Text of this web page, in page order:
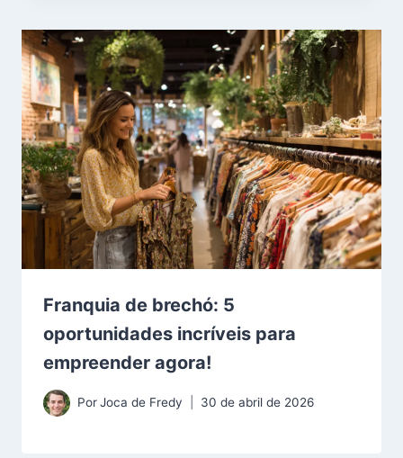
Franquia de brechó: 5
oportunidades incríveis para
empreender agora!
PorJoca de Fredy 30 de abril de 2026